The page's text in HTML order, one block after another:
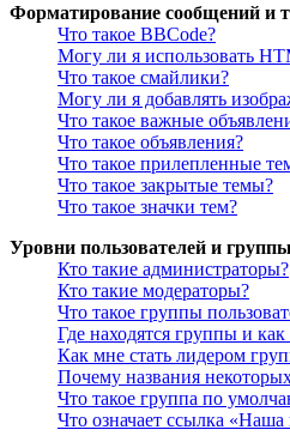
Форматирование сообщений и
Что такое BBCode?
Могу ли я использовать
Что такое смайлики?
Могу ли я добавлять
Что такое важные
Что такое объявления?
Что такое прилепленные
Что такое закрытые темы?
Что такое значки тем?
Уровни пользователей и группы
Кто такие администраторы?
Кто такие модераторы?
Что такое группы
Где находятся группы и
Как мне стать лидером
Почему названия
Что такое группа по
Что означает ссылка «Наша